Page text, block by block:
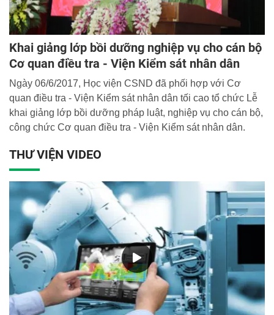
Khai giảng lớp bồi dưỡng nghiệp vụ cho cán bộ
Cơ quan điều tra - Viện Kiểm sát nhân dân
Ngày 06/6/2017, Học viện CSND đã phối hợp với Cơ
quan điều tra - Viện Kiểm sát nhân dân tối cao tổ chức Lễ
khai giảng lớp bồi dưỡng pháp luật, nghiệp vụ cho cán bộ,
công chức Cơ quan điều tra - Viện Kiểm sát nhân dân.
THƯ VIỆN VIDEO